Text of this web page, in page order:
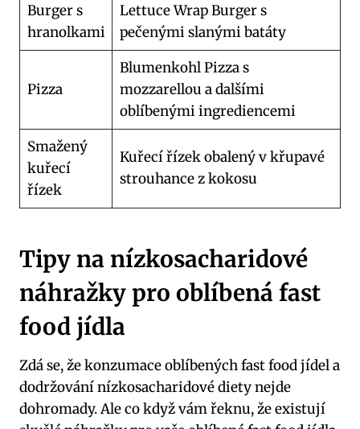
Burger s
hranolkami
Lettuce Wrap Burger s
pečenými slanými batáty
Pizza
Blumenkohl Pizza s
mozzarellou a dalšími
oblíbenými ingrediencemi
Smažený
kuřecí
řízek
Kuřecí řízek obalený v křupavé
strouhance z kokosu
Tipy na nízkosacharidové
náhražky pro oblíbená fast
food jídla
Zdá se, že konzumace oblíbených fast food jídel a
dodržování nízkosacharidové diety nejde
dohromady. Ale co když vám řeknu, že existují